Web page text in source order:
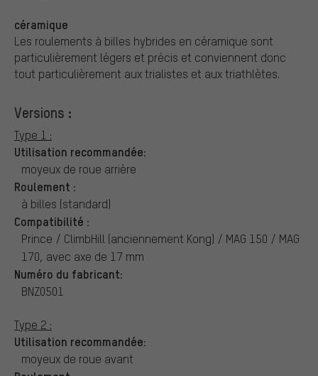
céramique
Les roulements à billes hybrides en céramique sont
particulièrement légers et précis et conviennent donc
tout particulièrement aux trialistes et aux triathlètes.
Versions :
Type 1 :
Utilisation recommandée:
moyeux de roue arrière
Roulement :
à billes (standard)
Compatibilité :
Prince / ClimbHill (anciennement Kong) / MAG 150 / MAG
170, avec axe de 17 mm
Numéro du fabricant:
BNZ0501
Type 2 :
Utilisation recommandée:
moyeux de roue avant